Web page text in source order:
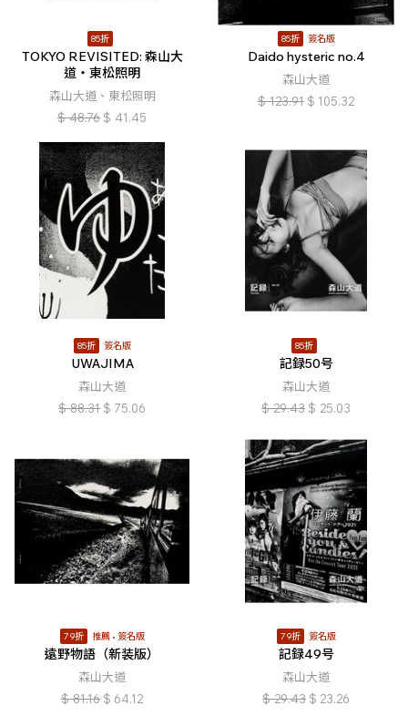
85折
TOKYO REVISITED: 森山大
道・東松照明
森山大道、東松照明
$ 48.76 $ 41.45
85折 簽名版
Daido hysteric no.4
森山大道
$ 123.91 $ 105.32
85折 簽名版
UWAJIMA
森山大道
$ 88.31 $ 75.06
85折
記録50号
森山大道
$ 29.43 $ 25.03
79折 推薦 簽名版
遠野物語（新装版）
森山大道
$ 81.16 $ 64.12
79折 簽名版
記録49号
森山大道
$ 29.43 $ 23.26